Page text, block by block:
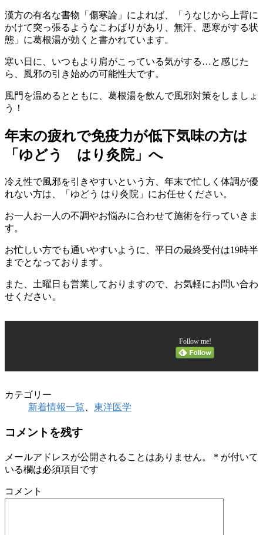
漢方の有名な書物「傷寒論」によれば、「うなじから上背に
かけて突っ張るようなこわばりがあり、無汗、悪寒がする状
態」に葛根湯が効くと書かれています。
寒い日に、いつもより肩がこっている気がする…と感じた
ら、風邪の引き始めの可能性大です。
風門を温めるとともに、葛根湯を飲んで風邪対策をしましょ
う！
年末の疲れで免疫力が低下気味の方は
「ゆどう はり灸院」へ
冷え性で風邪を引きやすいという方、年末で忙しく体調が優
れない方は、「ゆどう はり灸院」にお任せください。
お一人お一人の不調やお悩みに合わせて施術を行っていきま
す。
お忙しい方でも通いやすいように、平日の最終受付は19時半
までとなっております。
また、土曜日も営業しておりますので、お気軽にお問い合わ
せください。
Follow me!
カテゴリー
新着情報一覧
東洋医学
コメントを残す
メールアドレスが公開されることはありません。 * が付いて
いる欄は必須項目です
コメント